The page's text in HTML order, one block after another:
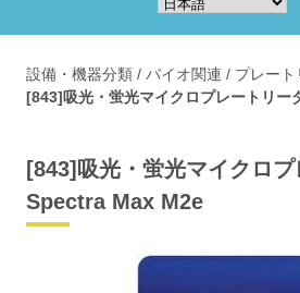
設備・機器分類 / バイオ関連 / プレート
[843]吸光・蛍光マイクロプレートリ
[843]吸光・蛍光マイクロ
Spectra Max M2e